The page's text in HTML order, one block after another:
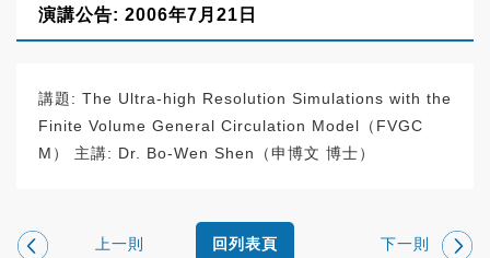
演講公告: 2006年7月21日
講題: The Ultra-high Resolution Simulations with the
Finite Volume General Circulation Model（FVGC
M） 主講: Dr. Bo-Wen Shen（申博文 博士）
上一則 下一則
回列表頁